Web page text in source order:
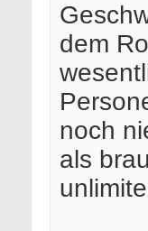
dem
noch
als